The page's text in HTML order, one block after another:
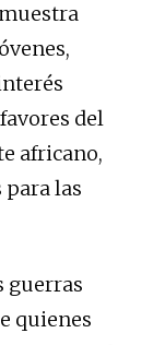
del
africano,
para las
guerras
quienes